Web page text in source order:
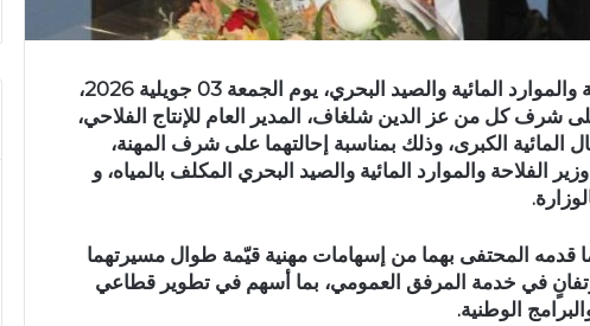
أشرف عز الدين بن الشيخ، وزير الفلاحة والموارد المائية والصيد البحري، يوم الجمعة 03 جويلية 2026،
شرف كل من عز الدين شلغاف، المدير العام للإنتاج الفلاحي،
المائية الكبرى، وذلك بمناسبة إحالتهما على شرف المهنة،
الفلاحة والموارد المائية والصيد البحري المكلف بالمياه، و
قدمه المحتفى بهما من إسهامات مهنية قيّمة طوال مسيرتهما
وتفانٍ في خدمة المرفق العمومي، بما أسهم في تطوير قطاعي
الوطنية.